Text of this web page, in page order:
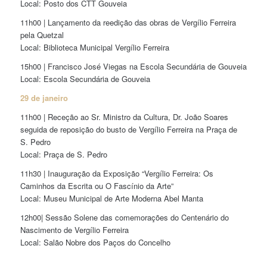
Local: Posto dos CTT Gouveia
11h00 | Lançamento da reedição das obras de Vergílio Ferreira
pela Quetzal
Local: Biblioteca Municipal Vergílio Ferreira
15h00 | Francisco José Viegas na Escola Secundária de Gouveia
Local: Escola Secundária de Gouveia
29 de janeiro
11h00 | Receção ao Sr. Ministro da Cultura, Dr. João Soares
seguida de reposição do busto de Vergílio Ferreira na Praça de
S. Pedro
Local: Praça de S. Pedro
11h30 | Inauguração da Exposição “Vergílio Ferreira: Os
Caminhos da Escrita ou O Fascínio da Arte”
Local: Museu Municipal de Arte Moderna Abel Manta
12h00| Sessão Solene das comemorações do Centenário do
Nascimento de Vergílio Ferreira
Local: Salão Nobre dos Paços do Concelho